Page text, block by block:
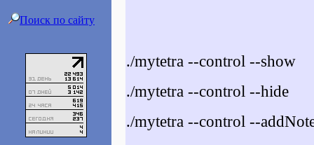
Поиск по сайту
./mytetra --control --show
./mytetra --control --hide
./mytetra --control --